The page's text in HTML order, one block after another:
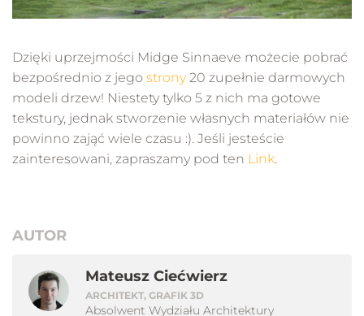
Dzięki uprzejmości Midge Sinnaeve możecie pobrać
bezpośrednio z jego strony20 zupełnie darmowych
modeli drzew! Niestety tylko 5 z nich ma gotowe
tekstury, jednak stworzenie własnych materiałów nie
powinno zająć wiele czasu :). Jeśli jesteście
zainteresowani, zapraszamy pod ten Link.
AUTOR
Mateusz Ciećwierz
ARCHITEKT, GRAFIK 3D
Absolwent Wydziału Architektury